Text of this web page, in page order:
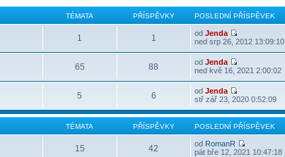
TÉMATA PŘÍSPĚVKY POSLEDNÍ PŘÍSPĚVEK
1 1 odJenda
ned srp 26, 2012 13:09:10
65 88 odJenda
ned kvě 16, 2021 2:00:02
5 6 odJenda
stř zář 23, 2020 0:52:09
TÉMATA PŘÍSPĚVKY POSLEDNÍ PŘÍSPĚVEK
15 42 od RomanR
pát bře 12, 2021 10:47:18